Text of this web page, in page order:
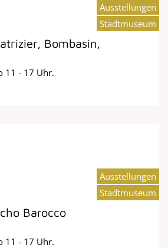
Bombasin,
11 - 17 Uhr.
Ausstellungen
Stadtmuseum
Barocco
11 - 17 Uhr.
Ausstellungen
Stadtmuseum